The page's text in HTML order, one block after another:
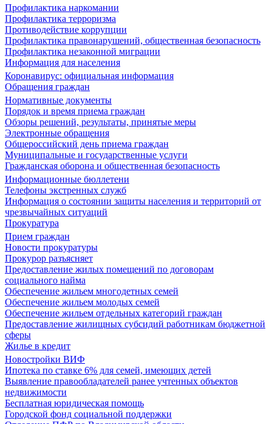
Профилактика наркомании
Профилактика терроризма
Противодействие коррупции
Профилактика правонарушений, общественная безопасность
Профилактика незаконной миграции
Информация для населения
Коронавирус: официальная информация
Обращения граждан
Нормативные документы
Порядок и время приема граждан
Обзоры решений, результаты, принятые меры
Электронные обращения
Общероссийский день приема граждан
Муниципальные и государственные услуги
Гражданская оборона и общественная безопасность
Информационные бюллетени
Телефоны экстренных служб
Информация о состоянии защиты населения и территорий от
чрезвычайных ситуаций
Прокуратура
Прием граждан
Новости прокуратуры
Прокурор разъясняет
Предоставление жилых помещений по договорам
социального найма
Обеспечение жильем многодетных семей
Обеспечение жильем молодых семей
Обеспечение жильем отдельных категорий граждан
Предоставление жилищных субсидий работникам бюджетной
сферы
Жилье в кредит
Новостройки ВИФ
Ипотека по ставке 6% для семей, имеющих детей
Выявление правообладателей ранее учтенных объектов
недвижимости
Бесплатная юридическая помощь
Городской фонд социальной поддержки